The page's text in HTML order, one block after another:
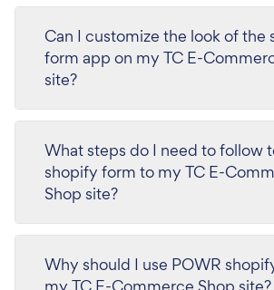
Can I customize the look of the
form app on my TC E-
site?
What steps do I need to follow
shopify form to my TC E-
Shop site?
Why should I use POWR